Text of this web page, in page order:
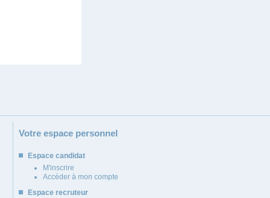
Votre espace personnel
Espace candidat
M'inscrire
Accéder à mon compte
Espace recruteur